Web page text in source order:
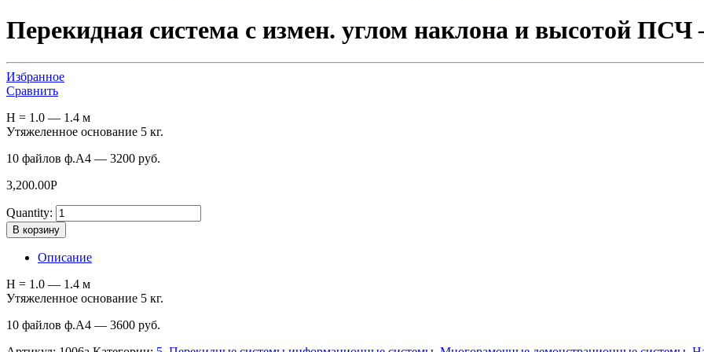
Перекидная система c измен. углом наклона и высотой
Избранное
Сравнить
H = 1.0 — 1.4 м
Утяжеленное основание 5 кг.
10 файлов ф.А4 — 3200 руб.
3,200.00Р
Quantity:
В корзину
Описание
H = 1.0 — 1.4 м
Утяжеленное основание 5 кг.
10 файлов ф.А4 — 3600 руб.